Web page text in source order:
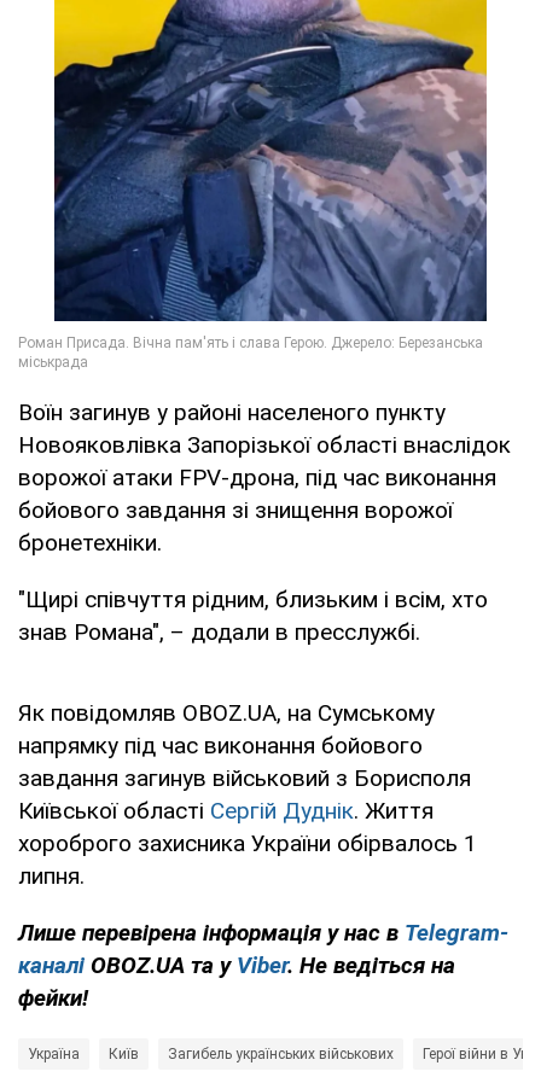
Воїн загинув у районі населеного пункту
Новояковлівка Запорізької області внаслідок
ворожої атаки FPV-дрона, під час виконання
бойового завдання зі знищення ворожої
бронетехніки.
"Щирі співчуття рідним, близьким і всім, хто
знав Романа", – додали в пресслужбі.
Як повідомляв OBOZ.UA, на Сумському
напрямку під час виконання бойового
завдання загинув військовий з Борисполя
Київської області Сергій Дуднік. Життя
хороброго захисника України обірвалось 1
липня.
Лише перевірена інформація у нас в Telegram-
каналі OBOZ.UA та у Viber. Не ведіться на
фейки!
Україна Київ Загибель українських військових Герої війни в